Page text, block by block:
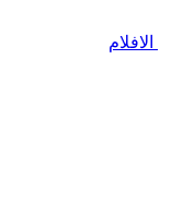
الافلام